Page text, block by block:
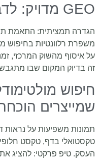
GEO מדויק: לדבר בשפת השכונה
הגדרה תמציתית: התאמת
משפרת רלוונטיות בחיפוש
על איסוף מהשוק המרכזי,
זה בדיוק המקום שבו
חיפוש
שמייצרים
תמונות משפיעות על נראות
טקסטואלי בדף, טקסט
העסק. טיפ פרקטי: להציג